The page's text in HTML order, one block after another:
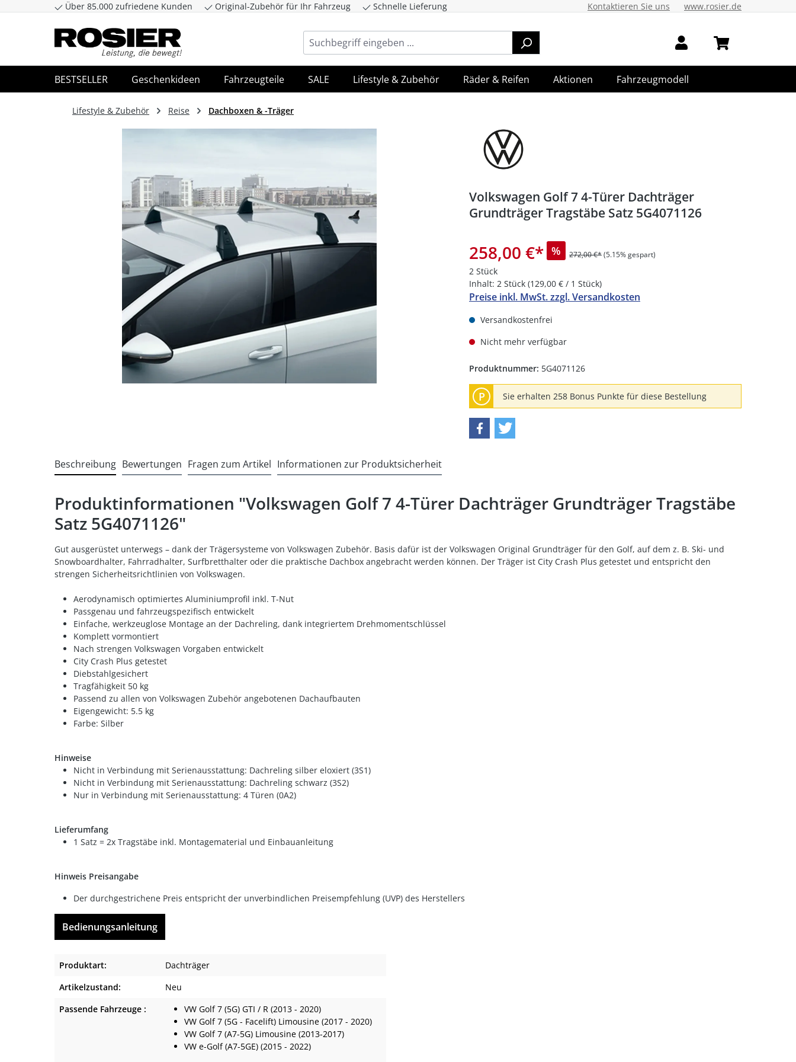
Zum Hauptinhalt springen Zur Suche springen Zur Hauptnavigation springen
Über 85.000 zufriedene Kunden Original-Zubehör für Ihr Fahrzeug Schnelle Lieferung Kontaktieren Sie uns www.rosier.de
BESTSELLER Geschenkideen Fahrzeugteile SALE Lifestyle & Zubehör Räder & Reifen Aktionen Fahrzeugmodell
Lifestyle & Zubehör Reise Dachboxen & -Träger
Volkswagen Golf 7 4-Türer Dachträger
Grundträger Tragstäbe Satz 5G4071126
258,00 €* % 272,00 €*(5.15% gespart)
2 Stück
Inhalt: 2 Stück (129,00 € / 1 Stück)
Preise inkl. MwSt. zzgl. Versandkosten
Versandkostenfrei
Nicht mehr verfügbar
Produktnummer: 5G4071126
P Sie erhalten 258 Bonus Punkte für diese Bestellung
Beschreibung Bewertungen Fragen zum Artikel Informationen zur Produktsicherheit
Produktinformationen "Volkswagen Golf 7 4-Türer Dachträger Grundträger Tragstäbe
Satz 5G4071126"
Gut ausgerüstet unterwegs – dank der Trägersysteme von Volkswagen Zubehör. Basis dafür ist der Volkswagen Original Grundträger für den Golf, auf dem z. B. Ski- und
Snowboardhalter, Fahrradhalter, Surfbretthalter oder die praktische Dachbox angebracht werden können. Der Träger ist City Crash Plus getestet und entspricht den
strengen Sicherheitsrichtlinien von Volkswagen.
Aerodynamisch optimiertes Aluminiumprofil inkl. T-Nut
Passgenau und fahrzeugspezifisch entwickelt
Einfache, werkzeuglose Montage an der Dachreling, dank integriertem Drehmomentschlüssel
Komplett vormontiert
Nach strengen Volkswagen Vorgaben entwickelt
City Crash Plus getestet
Diebstahlgesichert
Tragfähigkeit 50 kg
Passend zu allen von Volkswagen Zubehör angebotenen Dachaufbauten
Eigengewicht: 5.5 kg
Farbe: Silber
Hinweise
Nicht in Verbindung mit Serienausstattung: Dachreling silber eloxiert (3S1)
Nicht in Verbindung mit Serienausstattung: Dachreling schwarz (3S2)
Nur in Verbindung mit Serienausstattung: 4 Türen (0A2)
Lieferumfang
1 Satz = 2x Tragstäbe inkl. Montagematerial und Einbauanleitung
Hinweis Preisangabe
Der durchgestrichene Preis entspricht der unverbindlichen Preisempfehlung (UVP) des Herstellers
Bedienungsanleitung
Produktart:
Dachträger
Artikelzustand:
Neu
Passende Fahrzeuge :
VW Golf 7 (5G) GTI / R (2013 - 2020)
VW Golf 7 (5G - Facelift) Limousine (2017 - 2020)
VW Golf 7 (A7-5G) Limousine (2013-2017)
VW e-Golf (A7-5GE) (2015 - 2022)